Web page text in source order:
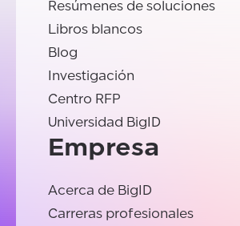
Resúmenes de soluciones
Libros blancos
Blog
Investigación
Centro RFP
Universidad BigID
Empresa
Acerca de BigID
Carreras profesionales